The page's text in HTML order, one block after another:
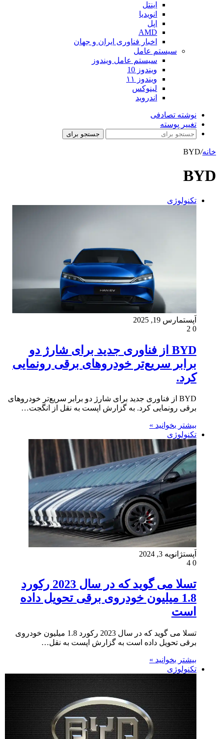
اینتل
انویدیا
اپل
AMD
اخبار فناوری ایران و جهان
سیستم عامل
سیستم عامل ویندوز
ویندوز 10
ویندوز ۱۱
لینوکس
اندروید
نوشته تصادفی
تغییر پوسته
جستجو برای
خانه/
BYD
BYD
تکنولوژی
اَپستمارس 19, 2025
0
BYD از فناوری جدید برای شارژ دو
برابر سریع‌تر خودروهای برقی رونمایی
کرد.
BYD از فناوری جدید برای شارژ دو برابر سریع‌تر خودروهای
برقی رونمایی کرد. به گزارش اپست به نقل از انگجت…
بیشتر بخوانید »
تکنولوژی
اَپستژانویه 3, 2024
0
تسلا می گوید که در سال 2023 رکورد
1.8 میلیون خودروی برقی تحویل داده
است
تسلا می گوید که در سال 2023 رکورد 1.8 میلیون خودروی
برقی تحویل داده است به گزارش اپست به نقل…
بیشتر بخوانید »
تکنولوژی